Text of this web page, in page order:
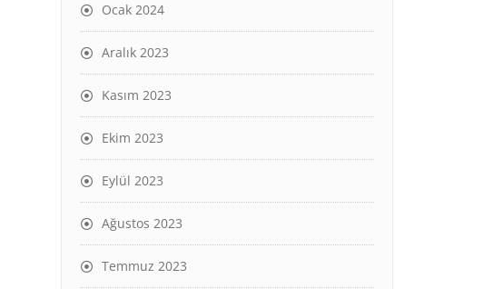
Ocak 2024
Aralık 2023
Kasım 2023
Ekim 2023
Eylül 2023
Ağustos 2023
Temmuz 2023